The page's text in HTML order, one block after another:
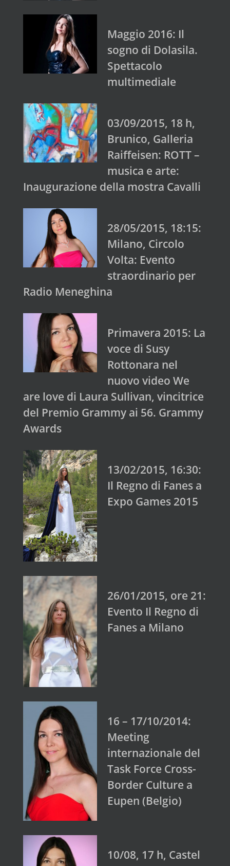
Maggio 2016: Il
sogno di Dolasila.
Spettacolo
multimediale
03/09/2015, 18 h,
Brunico, Galleria
Raiffeisen: ROTT –
musica e arte:
Inaugurazione della mostra Cavalli
28/05/2015, 18:15:
Milano, Circolo
Volta: Evento
straordinario per
Radio Meneghina
Primavera 2015: La
voce di Susy
Rottonara nel
nuovo video We
are love di Laura Sullivan, vincitrice
del Premio Grammy ai 56. Grammy
Awards
13/02/2015, 16:30:
Il Regno di Fanes a
Expo Games 2015
26/01/2015, ore 21:
Evento Il Regno di
Fanes a Milano
16 – 17/10/2014:
Meeting
internazionale del
Task Force Cross-
Border Culture a
Eupen (Belgio)
10/08, 17 h, Castel